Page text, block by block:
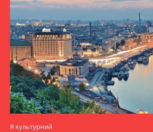
Я культурний